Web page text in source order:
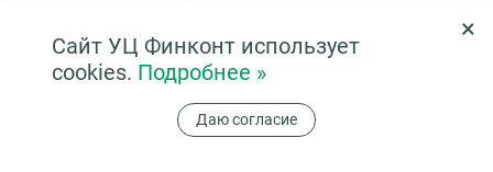
закупкам по ФЗ-223.
Закупки,Последние изменения в 223-ФЗ
×
Сайт УЦ Финконт использует
cookies. Подробнее »
Даю согласие